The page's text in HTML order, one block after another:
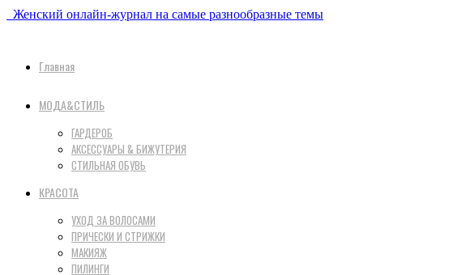
Женский онлайн-журнал на самые разнообразные темы
Главная
МОДА&СТИЛЬ
ГАРДЕРОБ
АКСЕССУАРЫ & БИЖУТЕРИЯ
СТИЛЬНАЯ ОБУВЬ
КРАСОТА
УХОД ЗА ВОЛОСАМИ
ПРИЧЕСКИ И СТРИЖКИ
МАКИЯЖ
ПИЛИНГИ